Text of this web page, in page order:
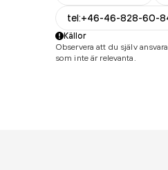
tel:+46-46-828-60-
Källor
Observera att du själv
som inte är relevanta.